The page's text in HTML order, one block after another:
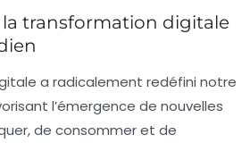
la transformation digitale
a radicalement redéfini notre
l’émergence de nouvelles
de consommer et de